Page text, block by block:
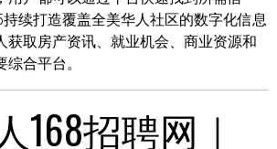
续打造覆盖全美华人社区的数字化信息
获取房产资讯、就业机会、商业资源和
合平台。
168招聘网｜